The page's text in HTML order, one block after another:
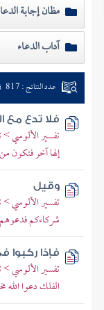
مظان إجابة
آداب الدعاء
عدد النتائج : 817
فلا تدع مع
تفسير الألوسي >
إلها آخر فتكون
وقيل
تفسير الألوسي
شركاءكم
فإذا ركبوا
تفسير الألوسي >
الفلك دعوا الله